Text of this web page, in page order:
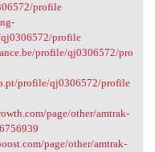
profile
profile
profile/qj0306572/pro
profile/qj0306572/profile
page/other/amtrak-
page/other/amtrak-